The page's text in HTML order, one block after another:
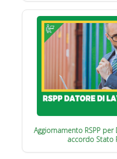
Aggiornamento RSPP
accordo Stato